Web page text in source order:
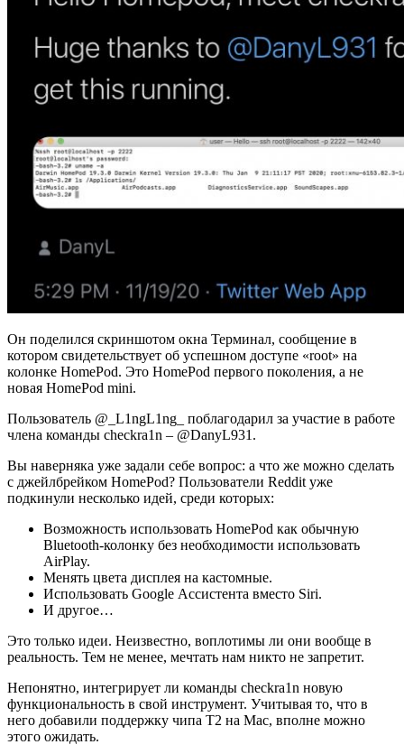
Он поделился скриншотом окна Терминал, сообщение в
котором свидетельствует об успешном доступе «root» на
колонке HomePod. Это HomePod первого поколения, а не
новая HomePod mini.
Пользователь @_L1ngL1ng_ поблагодарил за участие в работе
члена команды checkra1n – @DanyL931.
Вы наверняка уже задали себе вопрос: а что же можно сделать
с джейлбрейком HomePod? Пользователи Reddit уже
подкинули несколько идей, среди которых:
Возможность использовать HomePod как обычную
Bluetooth-колонку без необходимости использовать
AirPlay.
Менять цвета дисплея на кастомные.
Использовать Google Ассистента вместо Siri.
И другое…
Это только идеи. Неизвестно, воплотимы ли они вообще в
реальность. Тем не менее, мечтать нам никто не запретит.
Непонятно, интегрирует ли команды checkra1n новую
функциональность в свой инструмент. Учитывая то, что в
него добавили поддержку чипа T2 на Mac, вполне можно
этого ожидать.